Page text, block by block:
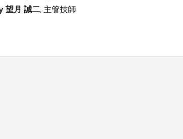
望月 誠二, 主管技師